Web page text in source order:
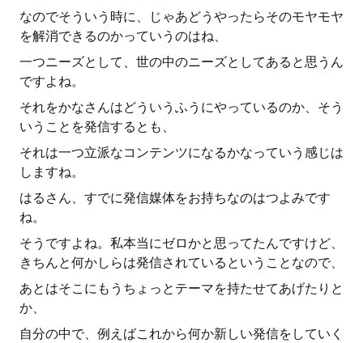
なのでそういう時に、じゃあどうやったらそのモヤモヤ
を解消できるのかっていうのはね、
一つニーズとして、世の中のニーズとしてあると思うん
ですよね。
それをかなさんはどういうふうにやっているのか、そう
いうことを発信するとも、
それは一つ立派なコンテンツになるかなっていう感じは
しますね。
はるさん、すでに発信媒体をお持ちなのはつよみです
ね。
そうですよね。私本当にゼロかと思ってたんですけど、
きちんと何かしらは発信されているということなので、
あとはそこにもうちょっとテーマを持たせてあげたりと
か、
自分の中で、例えばこれから何か新しい発信をしていく